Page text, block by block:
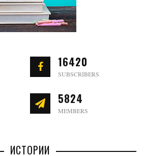
16420
SUBSCRIBERS
5824
MEMBERS
ИСТОРИИ